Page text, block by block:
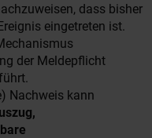
dass bisher
eingetreten ist.
der Meldepflicht
Nachweis kann